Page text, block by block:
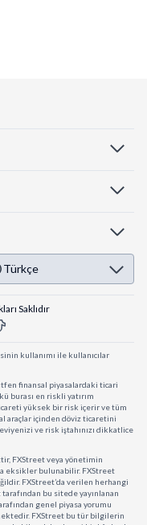
Türkçe
Saklıdır
kullanımı ile kullanıcılar
finansal piyasalardaki ticari
burası en riskli yatırım
yüksek bir risk içerir ve tüm
araçlar içinden döviz ticaretini
ve risk iştahınızı dikkatlice
FXStreet veya yönetimin
eksikler bulunabilir. FXStreet
FXStreet’da verilen herhangi
bu sitede yayınlanan
genel piyasa yorumu
FXStreet bu tür bilgilerin